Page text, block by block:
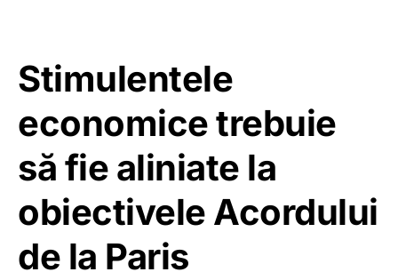
Stimulentele
economice trebuie
să fie aliniate la
obiectivele Acordului
de la Paris